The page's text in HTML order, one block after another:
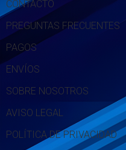
CONTACTO
PREGUNTAS FRECUENTES
PAGOS
ENVÍOS
SOBRE NOSOTROS
AVISO LEGAL
POLÍTICA DE PRIVACIDAD